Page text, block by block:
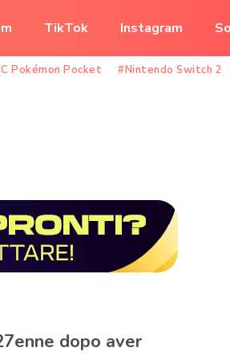
TikTok Instagram
Pokémon Pocket #Nintendo Switch 2
dopo aver